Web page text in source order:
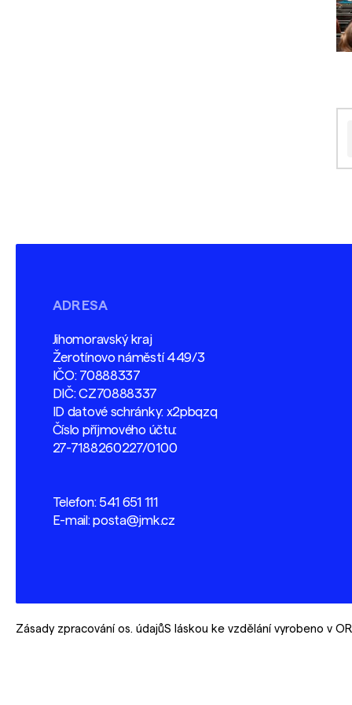
ADRESA
Jihomoravský kraj
Žerotínovo náměstí 449/3
IČO: 70888337
DIČ: CZ70888337
ID datové schránky: x2pbqzq
Číslo příjmového účtu:
27-7188260227/0100
Telefon: 541 651 111
E-mail:posta@jmk.cz
Zásady zpracování os. údajůS láskou ke vzdělání vyrobeno v